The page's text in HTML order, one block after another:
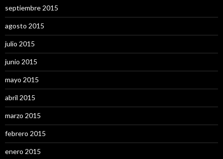
septiembre 2015
agosto 2015
julio 2015
junio 2015
mayo 2015
abril 2015
marzo 2015
febrero 2015
enero 2015